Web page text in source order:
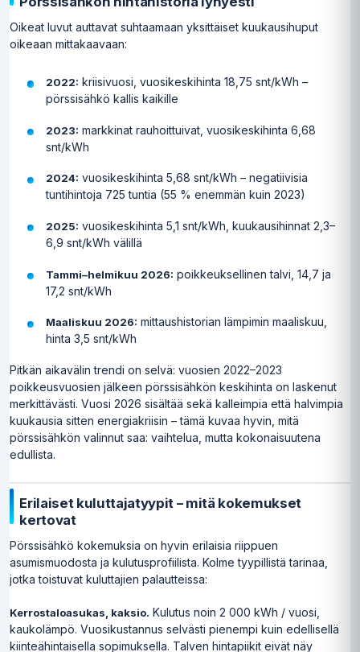
Oikeat luvut auttavat suhtaamaan yksittäiset kuukausihuput
oikeaan mittakaavaan:
2022: kriisivuosi, vuosikeskihinta 18,75 snt/kWh –
pörssisähkö kallis kaikille
2023: markkinat rauhoittuivat, vuosikeskihinta 6,68
snt/kWh
2024: vuosikeskihinta 5,68 snt/kWh – negatiivisia
tuntihintoja 725 tuntia (55 % enemmän kuin 2023)
2025: vuosikeskihinta 5,1 snt/kWh, kuukausihinnat 2,3–
6,9 snt/kWh välillä
Tammi–helmikuu 2026: poikkeuksellinen talvi, 14,7 ja
17,2 snt/kWh
Maaliskuu 2026: mittaushistorian lämpimin maaliskuu,
hinta 3,5 snt/kWh
Pitkän aikavälin trendi on selvä: vuosien 2022–2023
poikkeusvuosien jälkeen pörssisähkön keskihinta on laskenut
merkittävästi. Vuosi 2026 sisältää sekä kalleimpia että halvimpia
kuukausia sitten energiakriisin – tämä kuvaa hyvin, mitä
pörssisähkön valinnut saa: vaihtelua, mutta kokonaisuutena
edullista.
Erilaiset kuluttajatyypit – mitä kokemukset
kertovat
Pörssisähkö kokemuksia on hyvin erilaisia riippuen
asumismuodosta ja kulutusprofiilista. Kolme tyypillistä tarinaa,
jotka toistuvat kuluttajien palautteissa:
Kerrostaloasukas, kaksio. Kulutus noin 2 000 kWh / vuosi,
kaukolämpö. Vuosikustannus selvästi pienempi kuin edellisellä
kiinteähintaisella sopimuksella. Talven hintapiikit eivät näy